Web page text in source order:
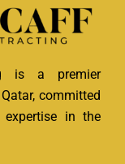
is a premier
committed
expertise in the